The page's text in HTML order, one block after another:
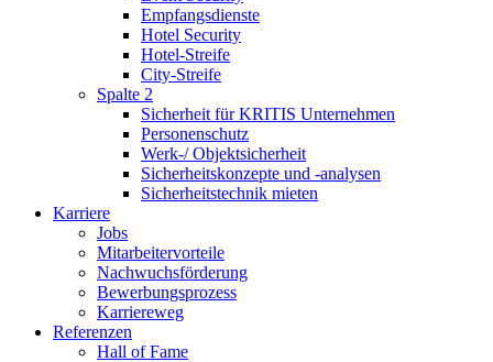
Empfangsdienste
Hotel Security
Hotel-Streife
City-Streife
Spalte 2
Sicherheit für KRITIS Unternehmen
Personenschutz
Werk-/ Objektsicherheit
Sicherheitskonzepte und -analysen
Sicherheitstechnik mieten
Karriere
Jobs
Mitarbeitervorteile
Nachwuchsförderung
Bewerbungsprozess
Karriereweg
Referenzen
Hall of Fame